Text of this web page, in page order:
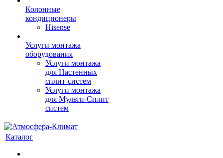
Колонные
кондиционеры
Hisense
Услуги монтажа
оборудования
Услуги монтажа
для Настенных
сплит-систем
Услуги монтажа
для Мульти-Сплит
систем
Каталог